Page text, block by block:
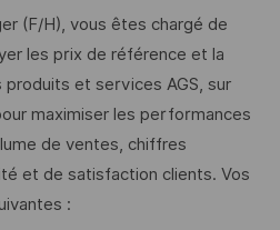
(F/H), vous êtes chargé de
les prix de référence et la
et services AGS, sur
maximiser les performances
de ventes, chiffres
et de satisfaction clients. Vos
: